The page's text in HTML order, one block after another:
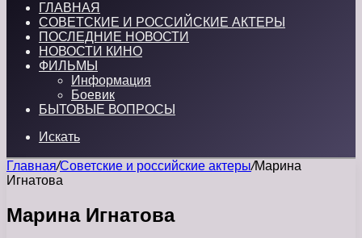
ГЛАВНАЯ
СОВЕТСКИЕ И РОССИЙСКИЕ АКТЕРЫ
ПОСЛЕДНИЕ НОВОСТИ
НОВОСТИ КИНО
ФИЛЬМЫ
Информация
Боевик
БЫТОВЫЕ ВОПРОСЫ
Искать
Главная/Советские и российские актеры/Марина
Игнатова
Марина Игнатова